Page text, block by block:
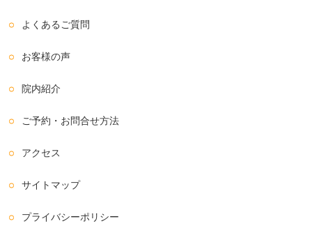
よくあるご質問
お客様の声
院内紹介
ご予約・お問合せ方法
アクセス
サイトマップ
プライバシーポリシー